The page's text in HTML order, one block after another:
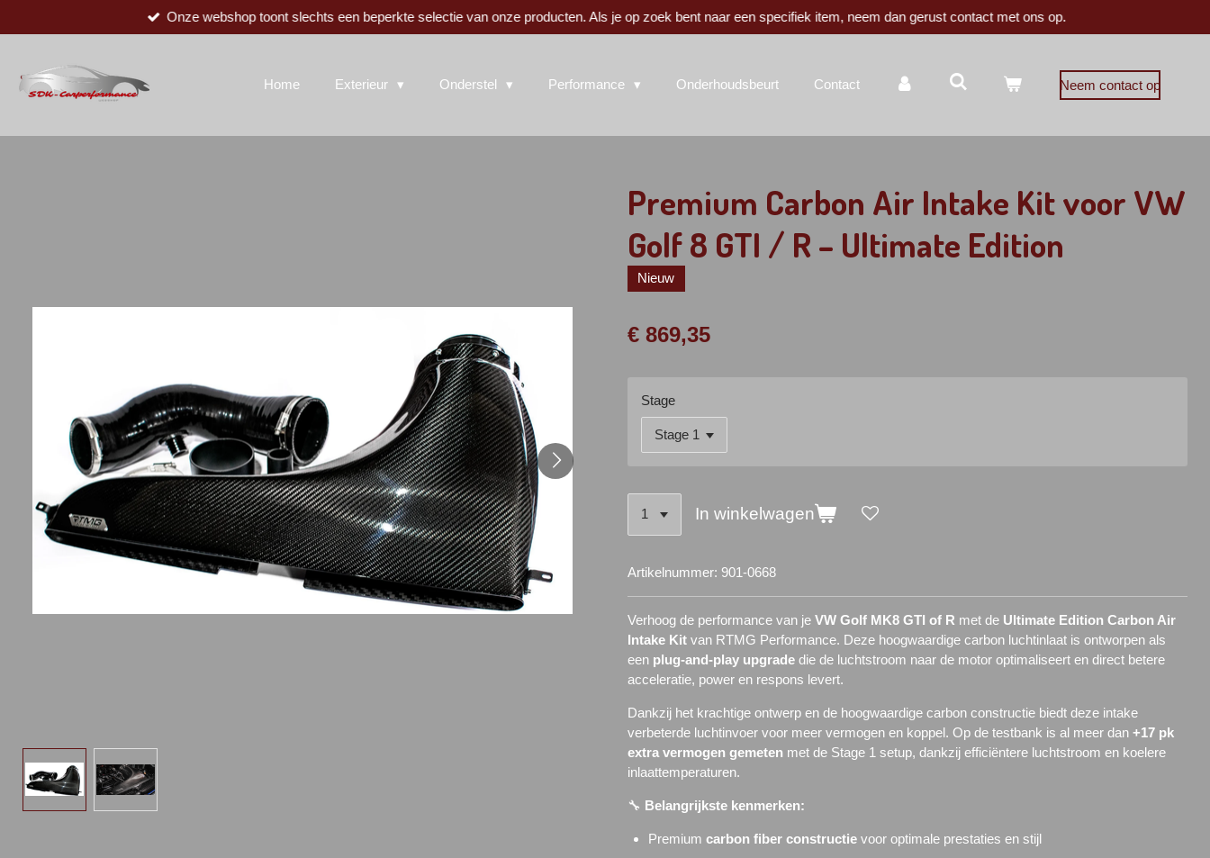
direct
de
hoofdinhoud
Onze webshop toont slechts een beperkte selectie van onze producten. Als je op zoek bent naar een specifiek item, neem dan gerust contact met ons op.
Home Exterieur Onderstel Performance Onderhoudsbeurt Contact Neem contact op
Premium Carbon Air Intake Kit voor VW
Golf 8 GTI / R – Ultimate Edition
Nieuw
€ 869,35
Stage
In winkelwagen
Artikelnummer: 901-0668
Verhoog de performance van je VW Golf MK8 GTI of R met de Ultimate Edition Carbon Air
Intake Kit van RTMG Performance. Deze hoogwaardige carbon luchtinlaat is ontworpen als
een plug-and-play upgrade die de luchtstroom naar de motor optimaliseert en direct betere
acceleratie, power en respons levert.
Dankzij het krachtige ontwerp en de hoogwaardige carbon constructie biedt deze intake
verbeterde luchtinvoer voor meer vermogen en koppel. Op de testbank is al meer dan +17 pk
extra vermogen gemeten met de Stage 1 setup, dankzij efficiëntere luchtstroom en koelere
inlaattemperaturen.
🔧 Belangrijkste kenmerken:
Premium carbon fiber constructievoor optimale prestaties en stijl